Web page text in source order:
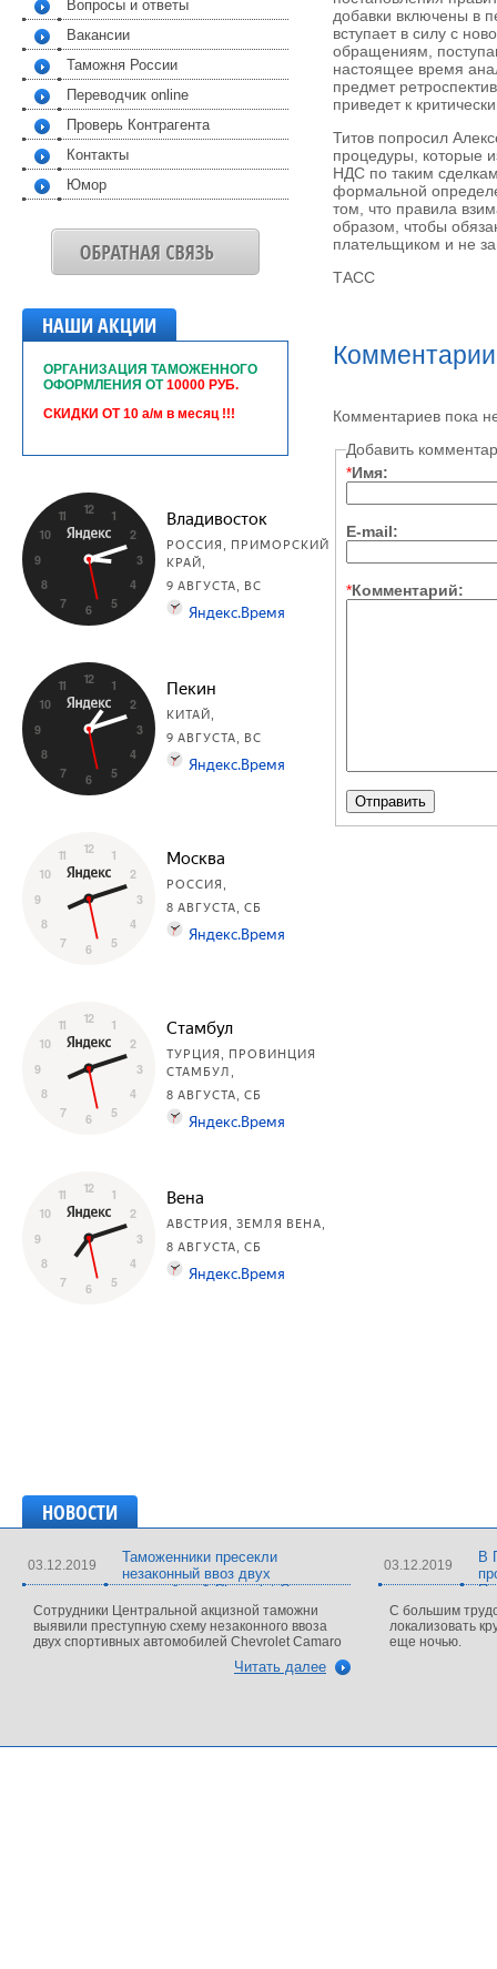
добавки включены в
вступает в силу с
обращениям,
настоящее время
предмет
приведет к
Титов попросил
процедуры, которые
НДС по таким
формальной
том, что правила
образом, чтобы
плательщиком и не
ТАСС
Комментарии
Комментариев пока
Добавить
*Имя:
E-mail:
*Комментарий:
Вопросы и ответы
Вакансии
Таможня России
Переводчик online
Проверь Контрагента
Контакты
Юмор
НАШИ АКЦИИ
ОРГАНИЗАЦИЯ ТАМОЖЕННОГО
ОФОРМЛЕНИЯ ОТ10000 РУБ.
СКИДКИ ОТ 10 а/м в месяц !!!
НОВОСТИ
03.12.2019
Таможенники пресекли
незаконный ввоз двух
автомобилей Chevrolet Camaro
Сотрудники Центральной акцизной таможни
выявили преступную схему незаконного ввоза
двух спортивных автомобилей Chevrolet Camaro
Читать далее
03.12.2019
В
С большим
локализовать
еще ночью.